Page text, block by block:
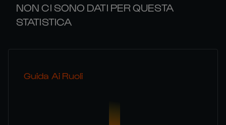
NON CI SONO DATI PER QUESTA
STATISTICA
Guida Ai Ruoli